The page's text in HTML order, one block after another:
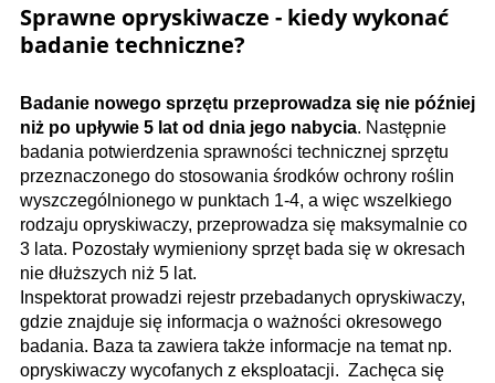
Sprawne opryskiwacze - kiedy wykonać
badanie techniczne?
Badanie nowego sprzętu przeprowadza się nie później
niż po upływie 5 lat od dnia jego nabycia. Następnie
badania potwierdzenia sprawności technicznej sprzętu
przeznaczonego do stosowania środków ochrony roślin
wyszczególnionego w punktach 1-4, a więc wszelkiego
rodzaju opryskiwaczy, przeprowadza się maksymalnie co
3 lata. Pozostały wymieniony sprzęt bada się w okresach
nie dłuższych niż 5 lat.
Inspektorat prowadzi rejestr przebadanych opryskiwaczy,
gdzie znajduje się informacja o ważności okresowego
badania. Baza ta zawiera także informacje na temat np.
opryskiwaczy wycofanych z eksploatacji. Zachęca się